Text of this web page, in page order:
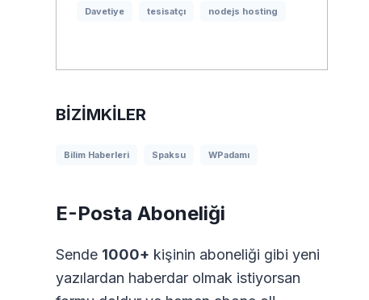
Davetiye tesisatçı nodejs hosting
BIZIMKILER
Bilim Haberleri Spaksu WPadamı
E-Posta Aboneliği
Sende 1000+ kişinin aboneliği gibi yeni
yazılardan haberdar olmak istiyorsan